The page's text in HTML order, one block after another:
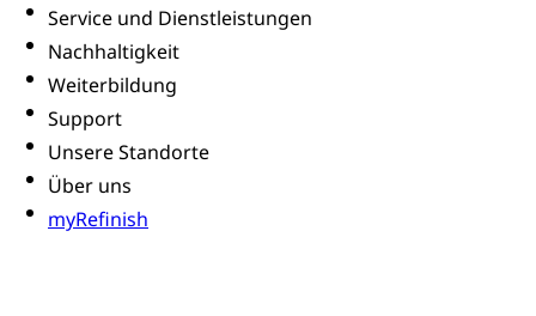
Service und Dienstleistungen
Nachhaltigkeit
Weiterbildung
Support
Unsere Standorte
Über uns
myRefinish